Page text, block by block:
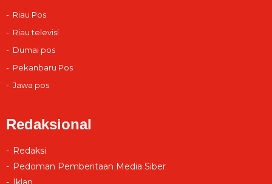
Riau Pos
Riau televisi
Dumai pos
Pekanbaru Pos
Jawa pos
Redaksional
Redaksi
Pedoman Pemberitaan Media Siber